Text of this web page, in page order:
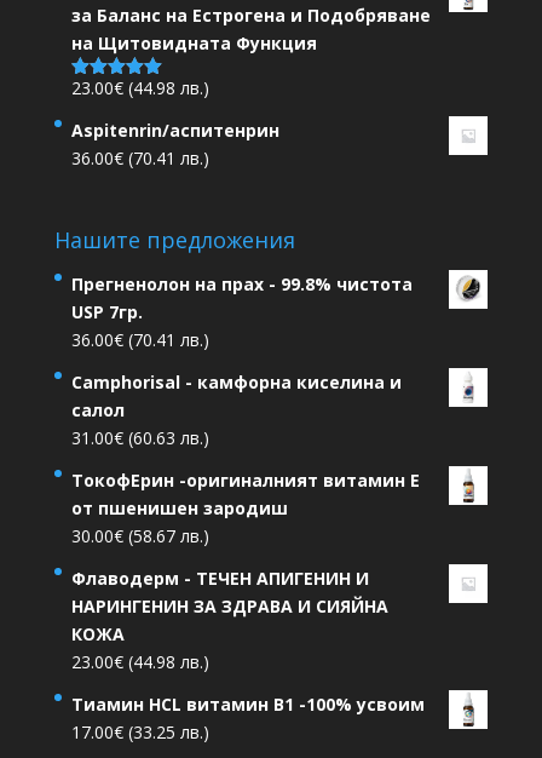
до
79.25€
за Баланс на Естрогена и Подобряване
на Щитовидната Функция
Оценено на
23.00€ (44.98 лв.)
Aspitenrin/аспитенрин
36.00€ (70.41 лв.)
Нашите предложения
Прегненолон на прах - 99.8% чистота
USP 7гр.
36.00€ (70.41 лв.)
Camphorisal - камфорна киселина и
салол
31.00€ (60.63 лв.)
ТокофЕрин -оригиналният витамин Е
от пшенишен зародиш
30.00€ (58.67 лв.)
Флаводерм - ТЕЧЕН АПИГЕНИН И
НАРИНГЕНИН ЗА ЗДРАВА И СИЯЙНА
КОЖА
23.00€ (44.98 лв.)
Тиамин HCL витамин В1 -100% усвоим
17.00€ (33.25 лв.)